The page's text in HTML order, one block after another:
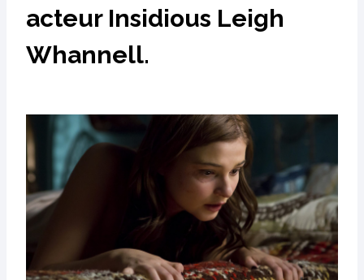
acteur Insidious Leigh
Whannell.